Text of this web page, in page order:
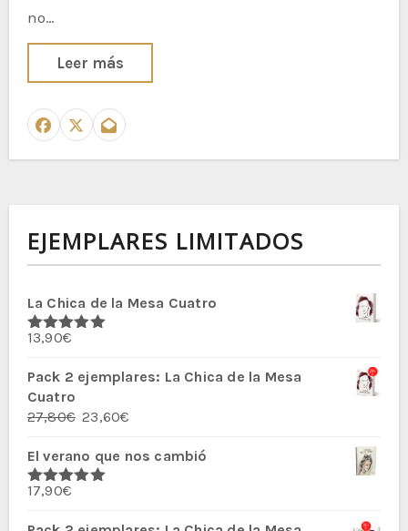
no…
Leer más
EJEMPLARES LIMITADOS
La Chica de la Mesa Cuatro
Valorado
5
13,90€
Pack 2 ejemplares: La Chica de la Mesa
Cuatro
27,80€ El
original
era:
23,60€
actual
El verano que nos cambió
Valorado
5
17,90€